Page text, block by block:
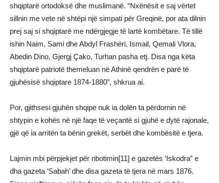
shqiptarë ortodoksë dhe muslimanë. “Nxënësit e saj vërtet
sillnin me vete në shtëpi një simpati për Greqinë, por ata dilnin
prej saj si shqiptarë me ndërgjegje të lartë kombëtare. Të tillë
ishin Naim, Sami dhe Abdyl Frashëri, Ismail, Qemali Vlora,
Abedin Dino, Gjergj Çako, Turhan pasha etj. Disa nga këta
shqiptarë patriotë themeluan në Athinë qendrën e parë të
gjuhësisë shqiptare 1874-1880”, shkrua ai.
Por, gjithsesi gjuhën shqipe nuk ia dolën ta përdornin në
shtypin e kohës në një faqe të veçantë si gjuhë e dytë rajonale,
gjë që ia arritën ta bënin grekët, serbët dhe kombësitë e tjera.
Lajmin mbi përpjekjet për ribotimin[11] e gazetës ‘Iskodra” e
dha gazeta ‘Sabah’ dhe disa gazeta të tjera në mars 1876.